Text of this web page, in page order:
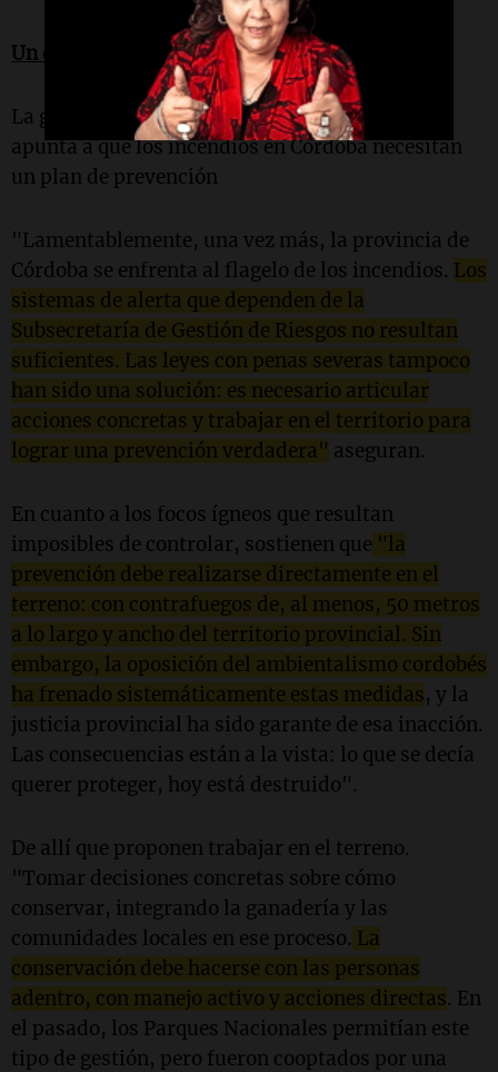
Un duro comunicado
La gacetilla difundida por la entidad rualista
apunta a que los incendios en Córdoba necesitan
un plan de prevención
"Lamentablemente, una vez más, la provincia de
Córdoba se enfrenta al flagelo de los incendios. Los
sistemas de alerta que dependen de la
Subsecretaría de Gestión de Riesgos no resultan
suficientes. Las leyes con penas severas tampoco
han sido una solución: es necesario articular
acciones concretas y trabajar en el territorio para
lograr una prevención verdadera" aseguran.
En cuanto a los focos ígneos que resultan
imposibles de controlar, sostienen que "la
prevención debe realizarse directamente en el
terreno: con contrafuegos de, al menos, 50 metros
a lo largo y ancho del territorio provincial. Sin
embargo, la oposición del ambientalismo cordobés
ha frenado sistemáticamente estas medidas, y la
justicia provincial ha sido garante de esa inacción.
Las consecuencias están a la vista: lo que se decía
querer proteger, hoy está destruido".
De allí que proponen trabajar en el terreno.
"Tomar decisiones concretas sobre cómo
conservar, integrando la ganadería y las
comunidades locales en ese proceso. La
conservación debe hacerse con las personas
adentro, con manejo activo y acciones directas. En
el pasado, los Parques Nacionales permitían este
tipo de gestión, pero fueron cooptados por una